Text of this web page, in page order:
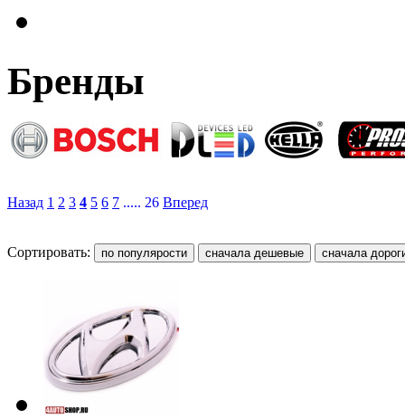
Бренды
Назад 1 2 3 4 5 6 7 ..... 26 Вперед
Сортировать: